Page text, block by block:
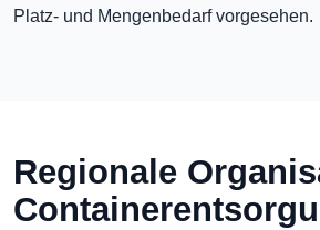
Platz- und Mengenbedarf vorgesehen.
Regionale